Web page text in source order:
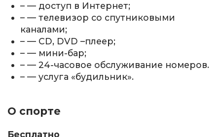
– — доступ в Интернет;
– — телевизор со спутниковыми
каналами;
– — CD, DVD –плеер;
– — мини-бар;
– — 24-часовое обслуживание номеров.
– — услуга «будильник».
О спорте
Бесплатно